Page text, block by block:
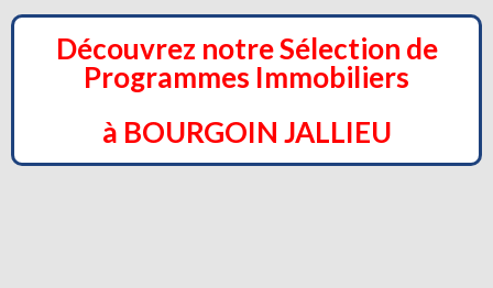
Découvrez notre Sélection de
Programmes Immobiliers
à BOURGOIN JALLIEU